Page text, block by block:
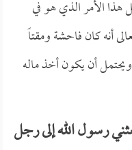
هذا الأمر الذي هو في
أنه كان فاحشة ومقتاً
أن يكون أخذ ماله
رسول الله إلى رجل